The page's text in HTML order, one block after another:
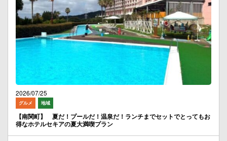
2026/07/25
グルメ 地域
【南関町】 夏だ！プールだ！温泉だ！ランチまでセットでとってもお
得なホテルセキアの夏大満喫プラン